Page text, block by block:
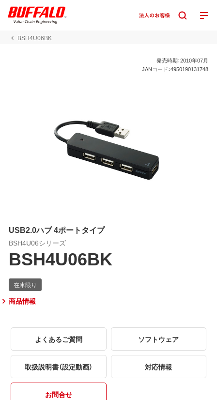
BSH4U06BK
発売時期：2010年07月
JANコード：4950190131748
USB2.0ハブ 4ポートタイプ
BSH4U06シリーズ
BSH4U06BK
商品情報
よくあるご質問 ソフトウェア
取扱説明書（設定動画） 対応情報
お問合せ